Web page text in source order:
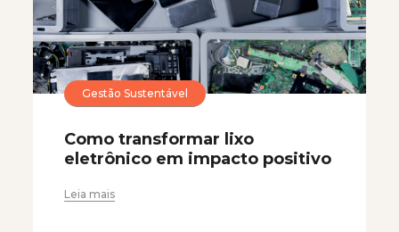
Gestão Sustentável
Como transformar lixo
eletrônico em impacto positivo
Leia mais